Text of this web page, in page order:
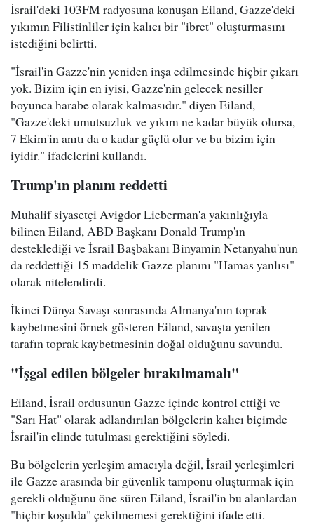
İsrail'deki 103FM radyosuna konuşan Eiland, Gazze'deki
yıkımın Filistinliler için kalıcı bir "ibret" oluşturmasını
istediğini belirtti.
"İsrail'in Gazze'nin yeniden inşa edilmesinde hiçbir çıkarı
yok. Bizim için en iyisi, Gazze'nin gelecek nesiller
boyunca harabe olarak kalmasıdır." diyen Eiland,
"Gazze'deki umutsuzluk ve yıkım ne kadar büyük olursa,
7 Ekim'in anıtı da o kadar güçlü olur ve bu bizim için
iyidir." ifadelerini kullandı.
Trump'ın planını reddetti
Muhalif siyasetçi Avigdor Lieberman'a yakınlığıyla
bilinen Eiland, ABD Başkanı Donald Trump'ın
desteklediği ve İsrail Başbakanı Binyamin Netanyahu'nun
da reddettiği 15 maddelik Gazze planını "Hamas yanlısı"
olarak nitelendirdi.
İkinci Dünya Savaşı sonrasında Almanya'nın toprak
kaybetmesini örnek gösteren Eiland, savaşta yenilen
tarafın toprak kaybetmesinin doğal olduğunu savundu.
"İşgal edilen bölgeler bırakılmamalı"
Eiland, İsrail ordusunun Gazze içinde kontrol ettiği ve
"Sarı Hat" olarak adlandırılan bölgelerin kalıcı biçimde
İsrail'in elinde tutulması gerektiğini söyledi.
Bu bölgelerin yerleşim amacıyla değil, İsrail yerleşimleri
ile Gazze arasında bir güvenlik tamponu oluşturmak için
gerekli olduğunu öne süren Eiland, İsrail'in bu alanlardan
"hiçbir koşulda" çekilmemesi gerektiğini ifade etti.